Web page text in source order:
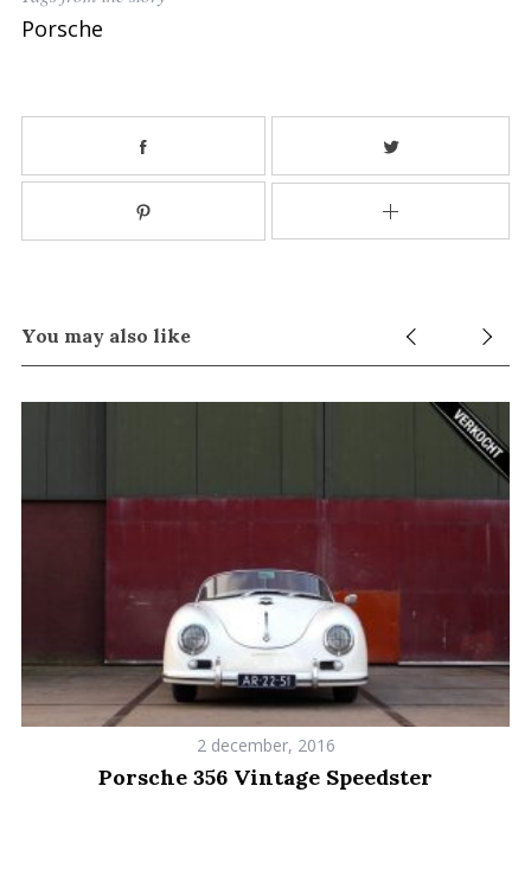
Porsche
You may also like
2 december, 2016
Porsche 356 Vintage Speedster